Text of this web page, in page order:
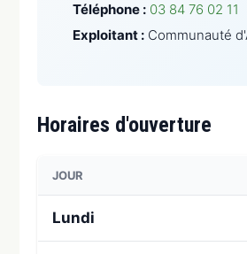
Téléphone : 03 84 76 02 11
Exploitant : Communauté
Horaires d'ouverture
JOUR
Lundi